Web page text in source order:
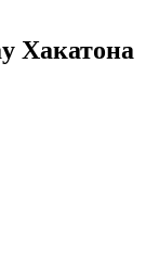
Хакатона